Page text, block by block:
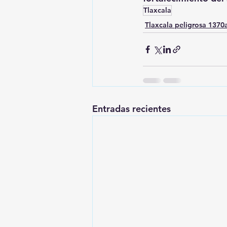
Tlaxcala
Tlaxcala peligrosa
Entradas recientes